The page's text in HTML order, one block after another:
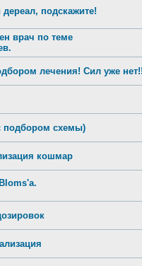
подскажите!
врач по теме
лечения! Сил уже
подбором схемы)
кошмар